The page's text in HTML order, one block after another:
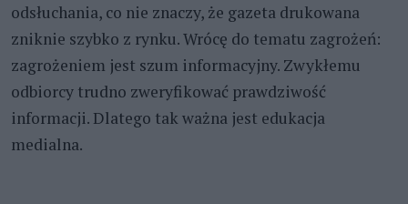
odsłuchania, co nie znaczy, że gazeta drukowana
zniknie szybko z rynku. Wrócę do tematu zagrożeń:
zagrożeniem jest szum informacyjny. Zwykłemu
odbiorcy trudno zweryfikować prawdziwość
informacji. Dlatego tak ważna jest edukacja
medialna.